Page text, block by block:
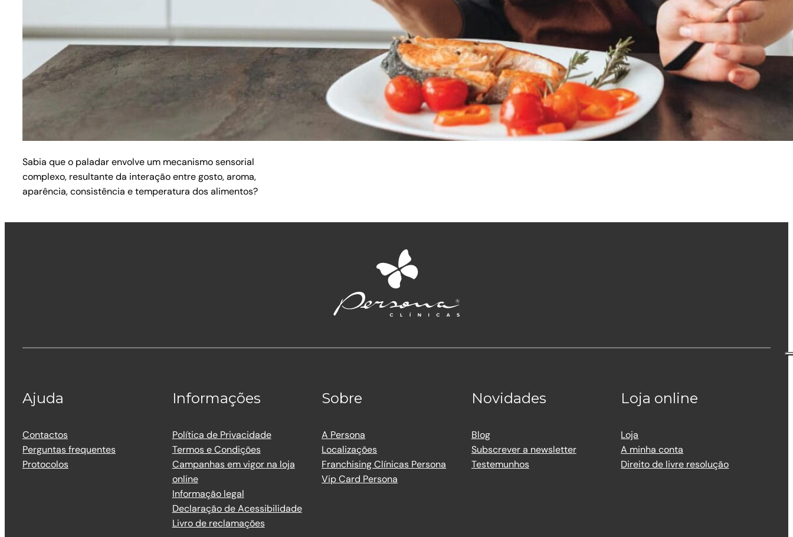
Sabia que o paladar envolve um mecanismo sensorial
complexo, resultante da interação entre gosto, aroma,
aparência, consistência e temperatura dos alimentos?
Ajuda
Contactos
Perguntas frequentes
Protocolos
Informações
Política de Privacidade
Termos e Condições
Campanhas em vigor na loja
online
Informação legal
Declaração de Acessibilidade
Livro de reclamações
Sobre
A Persona
Localizações
Franchising Clínicas Persona
Vip Card Persona
Novidades
Blog
Subscrever a newsletter
Testemunhos
Loja online
Loja
A minha conta
Direito de livre resolução